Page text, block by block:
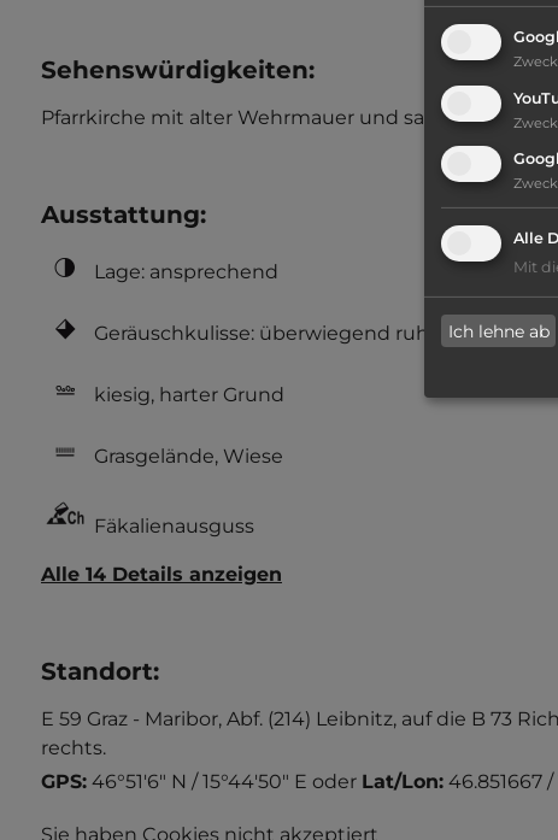
Sehenswürdigkeiten:
Pfarrkirche mit alter Wehrmauer und sakralem
Ausstattung:
Lage: ansprechend
Geräuschkulisse: überwiegend ruhig
kiesig, harter Grund
Grasgelände, Wiese
Fäkalienausguss
Alle 14 Details anzeigen
Standort:
E 59 Graz - Maribor, Abf. (214) Leibnitz, auf die B 73
rechts.
GPS: 46°51'6" N / 15°44'50" E oder Lat/Lon: 46.851667 /
Sie haben Cookies nicht akzeptiert
Zweck
Zweck
Zweck
Alle
Mit
Ich lehne ab